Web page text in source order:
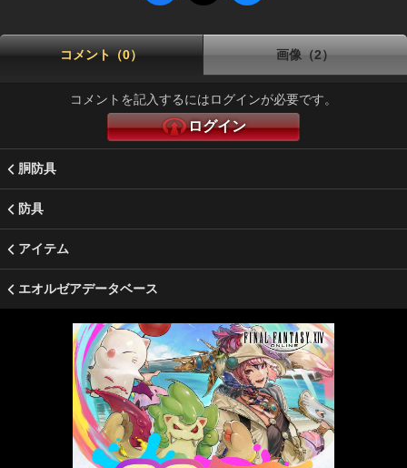
コメント（0） 画像（2）
コメントを記入するにはログインが必要です。
ログイン
胴防具
防具
アイテム
エオルゼアデータベース